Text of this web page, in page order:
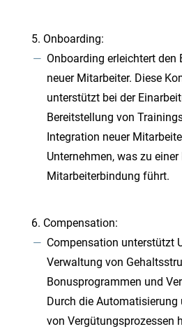
Onboarding:
Onboarding erleichtert den
neuer Mitarbeiter. Diese
unterstützt bei der
Bereitstellung von
Integration neuer
Unternehmen, was zu einer
Mitarbeiterbindung führt.
Compensation:
Compensation unterstützt
Verwaltung von
Bonusprogrammen und
Durch die Automatisierung
von Vergütungsprozessen